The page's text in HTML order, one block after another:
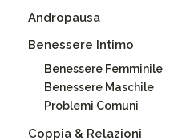
Andropausa
Benessere Intimo
Benessere Femminile
Benessere Maschile
Problemi Comuni
Coppia & Relazioni